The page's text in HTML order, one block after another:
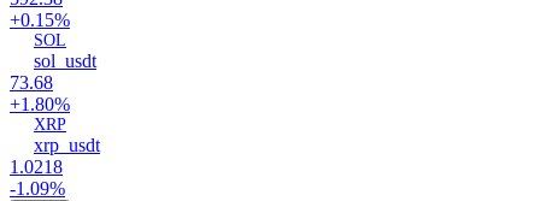
+0.15%
SOL
sol_usdt
73.68
+1.80%
XRP
xrp_usdt
1.0218
-1.09%